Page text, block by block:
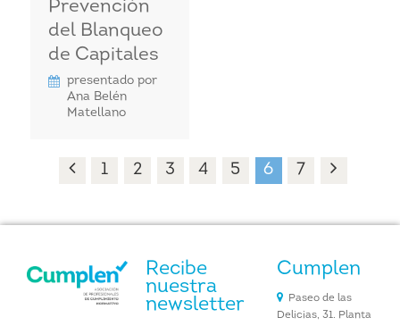
Prevención
del Blanqueo
de Capitales
presentado por
Ana Belén
Matellano
1 2 3 4 5 6 7
Recibe
nuestra
newsletter
Cumplen
Paseo de las
Delicias, 31. Planta